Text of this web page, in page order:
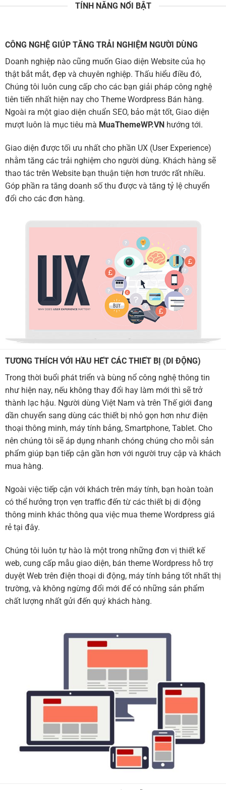
TÍNH NĂNG NỔI BẬT
CÔNG NGHỆ GIÚP TĂNG TRẢI NGHIỆM NGƯỜI DÙNG
Doanh nghiệp nào cũng muốn Giao diện Website của họ
thật bắt mắt, đẹp và chuyên nghiệp. Thấu hiểu điều đó,
Chúng tôi luôn cung cấp cho các bạn giải pháp công nghệ
tiên tiến nhất hiện nay cho Theme Wordpress Bán hàng.
Ngoài ra một giao diện chuẩn SEO, bảo mật tốt, Giao diện
mượt luôn là mục tiêu mà MuaThemeWP.VN hướng tới.
Giao diện được tối ưu nhất cho phần UX (User Experience)
nhằm tăng các trải nghiệm cho người dùng. Khách hàng sẽ
thao tác trên Website bạn thuận tiện hơn trước rất nhiều.
Góp phần ra tăng doanh số thu được và tăng tỷ lệ chuyển
đổi cho các đơn hàng.
TƯƠNG THÍCH VỚI HẦU HẾT CÁC THIẾT BỊ (DI ĐỘNG)
Trong thời buổi phát triển và bùng nổ công nghệ thông tin
như hiện nay, nếu không thay đổi hay làm mới thì sẽ trở
thành lạc hậu. Người dùng Việt Nam và trên Thế giới đang
dần chuyển sang dùng các thiết bị nhỏ gọn hơn như điện
thoại thông minh, máy tính bảng, Smartphone, Tablet. Cho
nên chúng tôi sẽ áp dụng nhanh chóng chúng cho mỗi sản
phẩm giúp bạn tiếp cận gần hơn với người truy cập và khách
mua hàng.
Ngoài việc tiếp cận với khách trên máy tính, bạn hoàn toàn
có thể hưởng trọn vẹn traffic đến từ các thiết bị di động
thông minh khác thông qua việc mua theme Wordpress giá
rẻ tại đây.
Chúng tôi luôn tự hào là một trong những đơn vị thiết kế
web, cung cấp mẫu giao diện, bán theme Wordpress hỗ trợ
duyệt Web trên điện thoại di động, máy tính bảng tốt nhất thị
trường, và không ngừng đổi mới để có những sản phẩm
chất lượng nhất gửi đến quý khách hàng.